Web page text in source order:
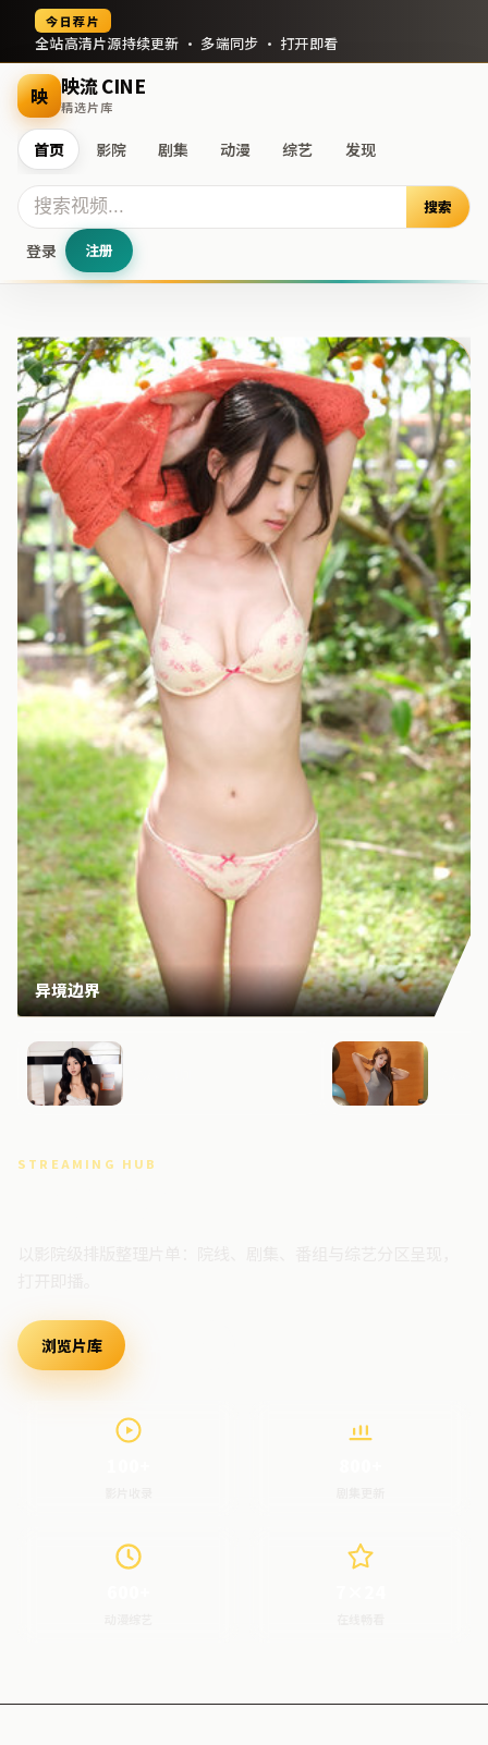
今日荐片
全站高清片源持续更新 · 多端同步 · 打开即看
映 映流 CINE
精选片库
首页 影院 剧集 动漫 综艺 发现
搜索
登录 注册
STREAMING HUB
浏览片库
异境边界